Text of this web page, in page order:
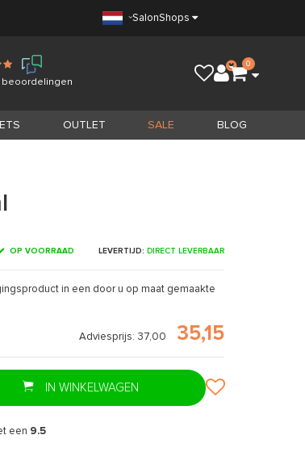
SalonShops
beoordelingen
0
OUTLET SALE BLOG
OP VOORRAAD LEVERTIJD: DIRECT LEVERBAAR
in een door u op maat gemaakte
Adviesprijs: 37,00 35,15
IN WINKELWAGEN
een 9.5